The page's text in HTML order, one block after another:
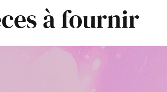
à fournir
collaborateur